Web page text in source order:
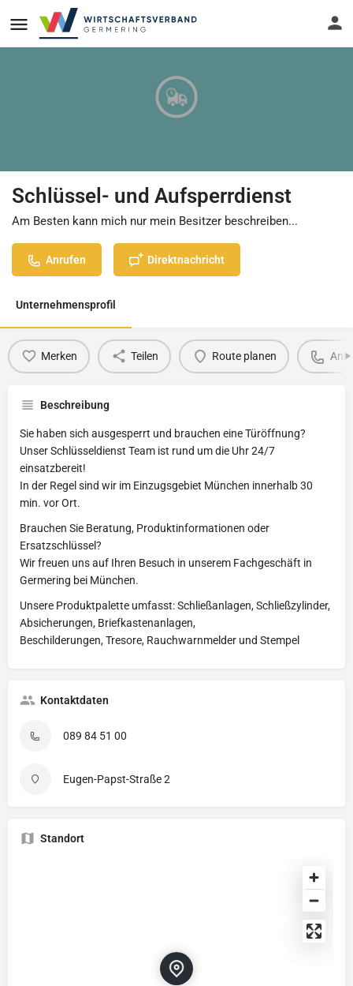
Schlüssel- und Aufsperrdienst
Am Besten kann mich nur mein Besitzer beschreiben...
Anrufen Direktnachricht
Unternehmensprofil
Merken Teilen Route planen
Beschreibung
Sie haben sich ausgesperrt und brauchen eine Türöffnung?
Unser Schlüsseldienst Team ist rund um die Uhr 24/7
einsatzbereit!
In der Regel sind wir im Einzugsgebiet München innerhalb 30
min. vor Ort.
Brauchen Sie Beratung, Produktinformationen oder
Ersatzschlüssel?
Wir freuen uns auf Ihren Besuch in unserem Fachgeschäft in
Germering bei München.
Unsere Produktpalette umfasst: Schließanlagen, Schließzylinder,
Absicherungen, Briefkastenanlagen,
Beschilderungen, Tresore, Rauchwarnmelder und Stempel
Kontaktdaten
089 84 51 00
Eugen-Papst-Straße 2
Standort